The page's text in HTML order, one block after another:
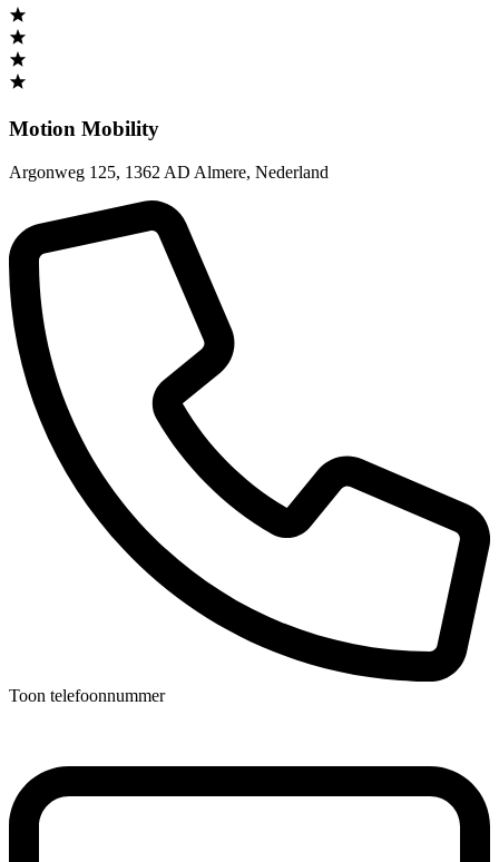
Motion Mobility
Argonweg 125, 1362 AD Almere, Nederland
Toon telefoonnummer